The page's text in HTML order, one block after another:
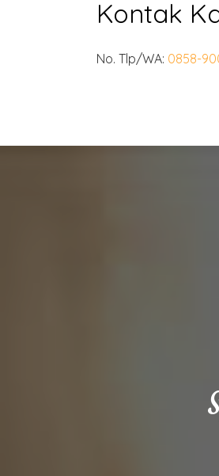
Kontak
No. Tlp/WA: 0858-